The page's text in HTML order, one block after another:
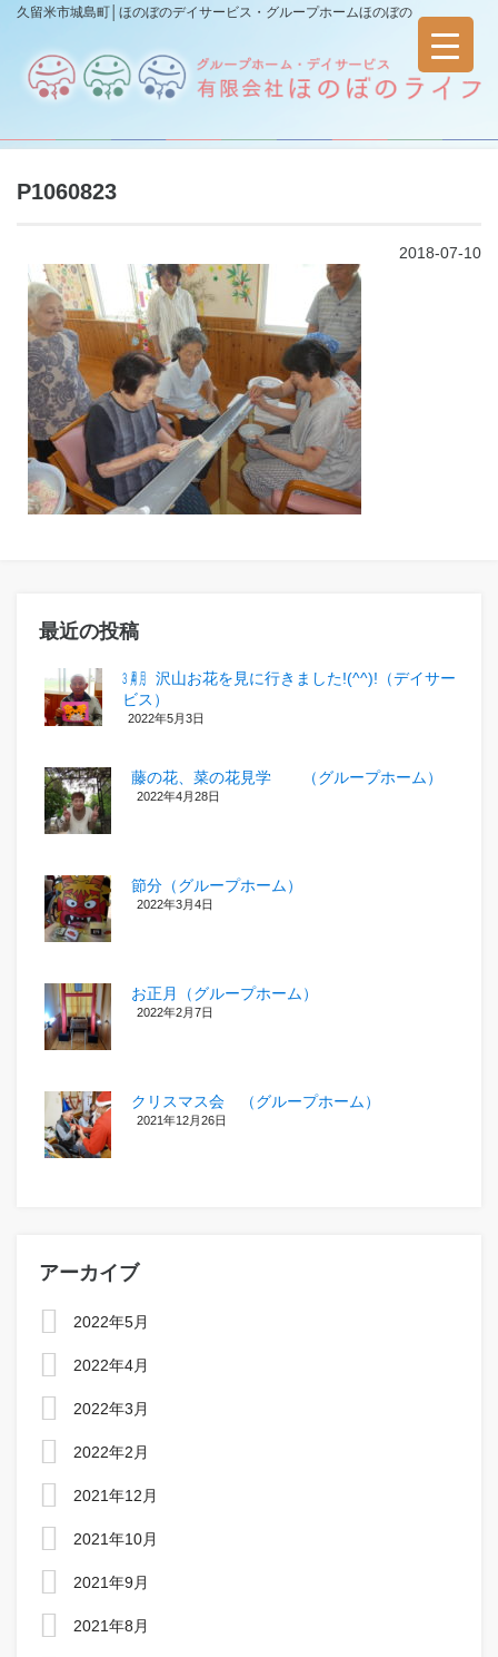
久留米市城島町│ほのぼのデイサービス・グループホームほのぼの
P1060823
2018-07-10
最近の投稿
㋂㋃、沢山お花を見に行きました!(^^)!（デイサー
ビス）
2022年5月3日
藤の花、菜の花見学 （グループホーム）
2022年4月28日
節分（グループホーム）
2022年3月4日
お正月（グループホーム）
2022年2月7日
クリスマス会 （グループホーム）
2021年12月26日
アーカイブ
2022年5月
2022年4月
2022年3月
2022年2月
2021年12月
2021年10月
2021年9月
2021年8月